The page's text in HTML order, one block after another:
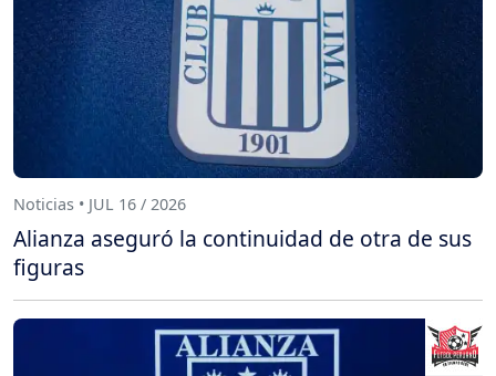
Noticias • JUL 16 / 2026
Alianza aseguró la continuidad de otra de sus
figuras